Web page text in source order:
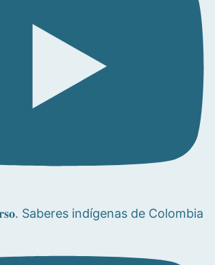
Saberes indígenas de Colombia